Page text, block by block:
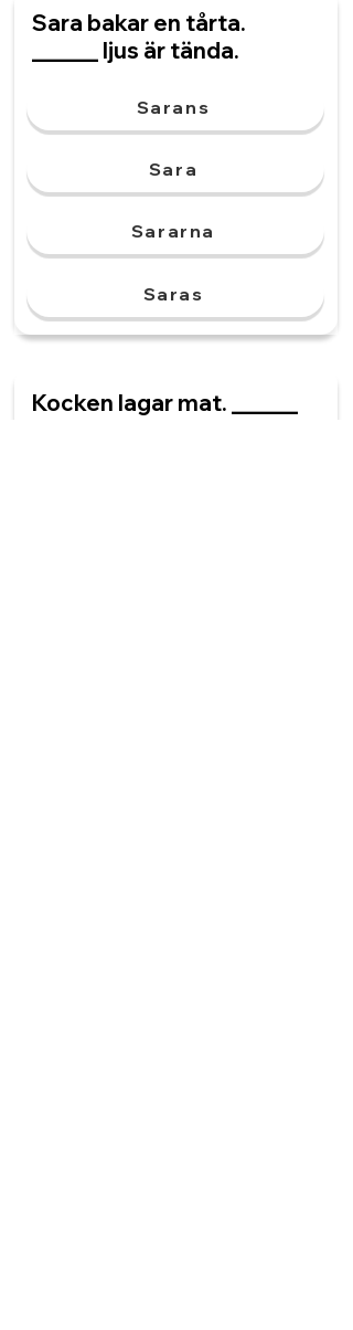
Sara bakar en tårta.
______ ljus är tända.
Sarans
Sara
Sararna
Saras
Kocken lagar mat. ______